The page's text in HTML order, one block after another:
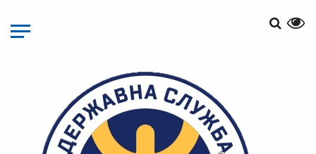
основного
матеріалу